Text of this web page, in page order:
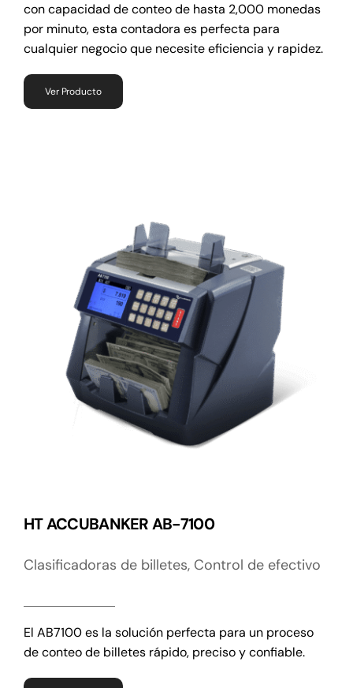
con capacidad de conteo de hasta 2,000 monedas
por minuto, esta contadora es perfecta para
cualquier negocio que necesite eficiencia y rapidez.
Ver Producto
HT ACCUBANKER AB-7100
Clasificadoras de billetes, Control de efectivo
El AB7100 es la solución perfecta para un proceso
de conteo de billetes rápido, preciso y confiable.